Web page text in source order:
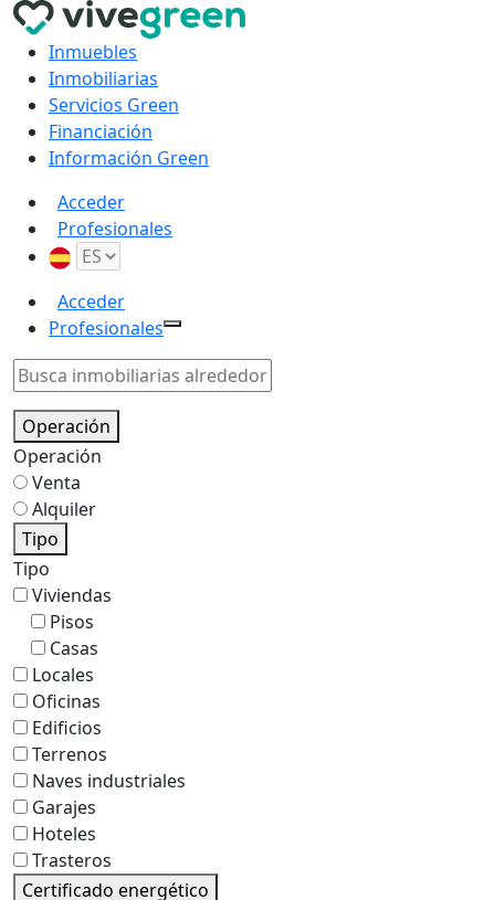
Inmuebles
Inmobiliarias
Servicios Green
Financiación
Información Green
Acceder
Profesionales
Acceder
Profesionales
Operación
Operación
Venta
Alquiler
Tipo
Tipo
Viviendas
Pisos
Casas
Locales
Oficinas
Edificios
Terrenos
Naves industriales
Garajes
Hoteles
Trasteros
Certificado energético